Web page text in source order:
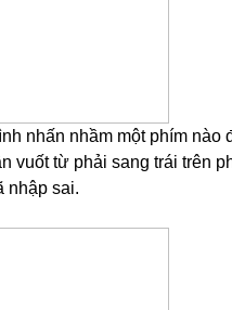
nhấn nhầm một phím nào
vuốt từ phải sang trái trên
nhập sai.